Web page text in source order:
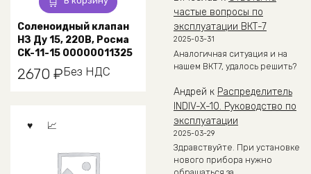
Соленоидный клапан
НЗ Ду 15, 220В, Росма
CK-11-15 00000011325
2670 ₽Без НДС
частые вопросы по
эксплуатации ВКТ-7
2025-03-31
Аналогичная ситуация и на
нашем ВКТ7, удалось решить?
Андрей к Распределитель
INDIV-X-10. Руководство по
эксплуатации
2025-03-29
Здравствуйте. При установке
нового прибора нужно